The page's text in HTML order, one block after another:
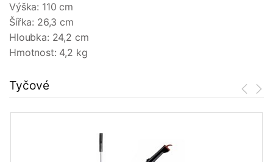
Výška: 110 cm
Šířka: 26,3 cm
Hloubka: 24,2 cm
Hmotnost: 4,2 kg
Tyčové